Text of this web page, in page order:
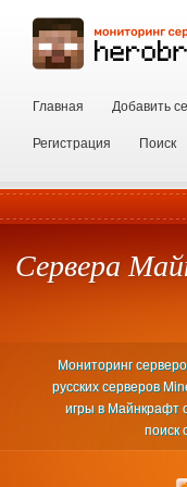
Главная Добавить
Регистрация
Поиск
Сервера
Мониторинг
русских серверов
игры в Майнкрафт
поиск